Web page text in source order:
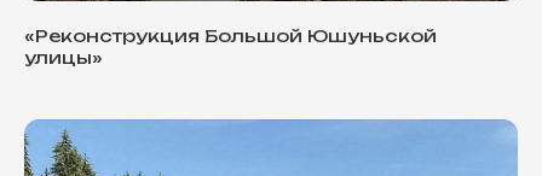
«Реконструкция Большой Юшуньской
улицы»